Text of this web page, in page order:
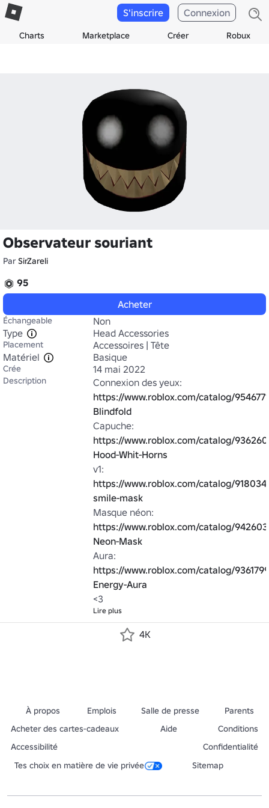
Charts Marketplace Créer Robux
S'inscrire Connexion
Observateur souriant
ParSirZareli
95
Acheter
Échangeable
Non
Type
Head Accessories
Placement
Accessoires | Tête
Matériel
Basique
Crée 14 mai 2022
Description
https://www.roblox.com/catalog/
Blindfold
https://www.roblox.com/catalog/
Hood-Whit-Horns
https://www.roblox.com/catalog/
smile-mask
https://www.roblox.com/catalog/
Neon-Mask
https://www.roblox.com/catalog/
Energy-Aura
<3
Lire plus
4K
À propos Emplois Salle de presse
Parents
Acheter des cartes-cadeaux
Aide
Conditions
Accessibilité
Confidentialité
Tes choix en matière de vie privée
Sitemap